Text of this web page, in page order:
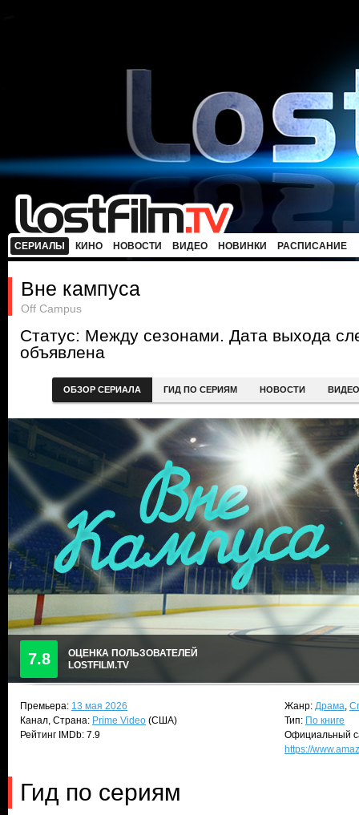
СЕРИАЛЫ КИНО НОВОСТИ ВИДЕО НОВИНКИ РАСПИСАНИЕ
Вне кампуса
Off Campus
Статус: Между сезонами. Дата выхода
объявлена
ОБЗОР СЕРИАЛА ГИД ПО СЕРИЯМ НОВОСТИ ВИДЕО
7.8
ОЦЕНКА ПОЛЬЗОВАТЕЛЕЙ
LOSTFILM.TV
Премьера: 13 мая 2026
Канал, Страна: Prime Video (США)
Рейтинг IMDb: 7.9
Жанр: Драма,
Тип: По книге
Официальный
https://
Гид по сериям